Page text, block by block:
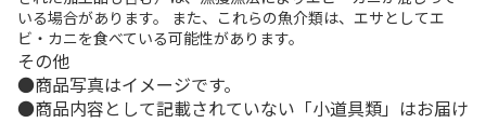
いる場合があります。 また、これらの魚介類は、エサとしてエ
ビ・カニを食べている可能性があります。
その他
商品写真はイメージです。
商品内容として記載されていない「小道具類」はお届け